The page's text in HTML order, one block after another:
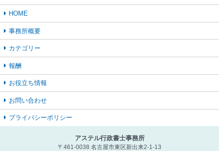
HOME
事務所概要
カテゴリー
報酬
お役立ち情報
お問い合わせ
プライバシーポリシー
アステル行政書士事務所
〒461-0038 名古屋市東区新出来2-1-13